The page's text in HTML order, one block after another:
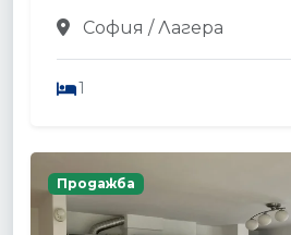
София / Лагера
1
Продажба